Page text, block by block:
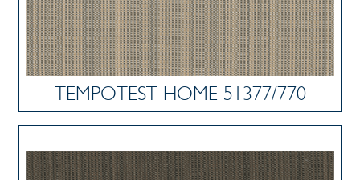
TEMPOTEST HOME 51377/770